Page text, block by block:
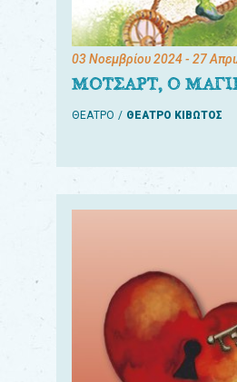
03 Νοεμβρίου 2024- 27
ΜΟΤΣΑΡΤ, Ο
ΘΕΑΤΡΟ ΘΕΑΤΡΟ ΚΙΒΩΤΟΣ